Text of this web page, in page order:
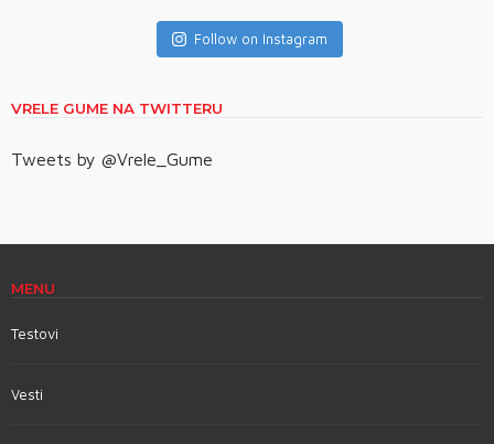
Follow on Instagram
VRELE GUME NA TWITTERU
Tweets by @Vrele_Gume
MENU
Testovi
Vesti